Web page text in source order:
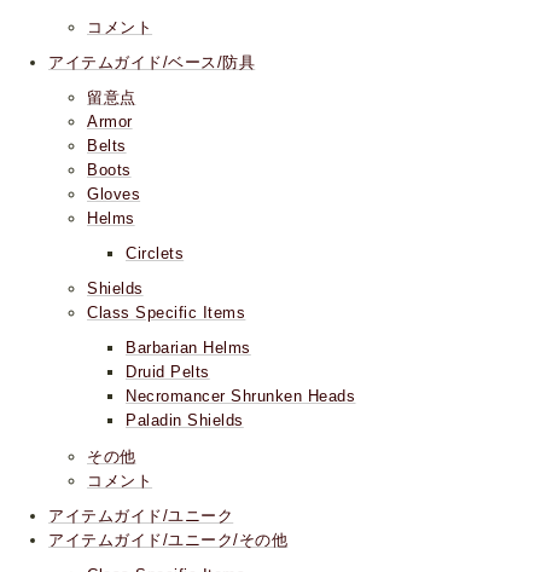
コメント
アイテムガイド/ベース/防具
留意点
Armor
Belts
Boots
Gloves
Helms
Circlets
Shields
Class Specific Items
Barbarian Helms
Druid Pelts
Necromancer Shrunken Heads
Paladin Shields
その他
コメント
アイテムガイド/ユニーク
アイテムガイド/ユニーク/その他